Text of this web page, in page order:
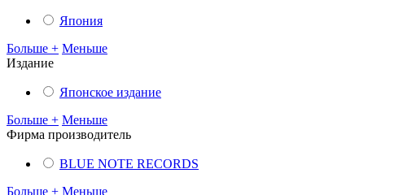
Япония
Больше + Меньше
Издание
Японское издание
Больше + Меньше
Фирма производитель
BLUE NOTE RECORDS
Больше + Меньше